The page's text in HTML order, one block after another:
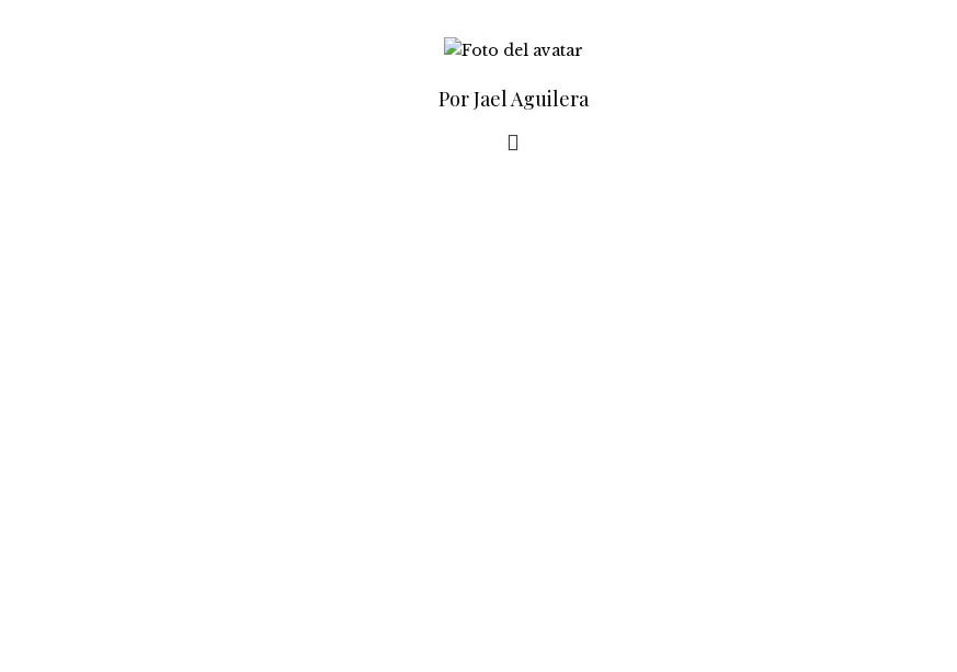
Por Jael Aguilera